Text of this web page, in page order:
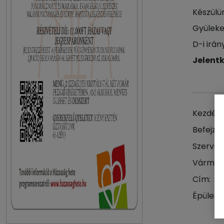
D-i
Cím:
Épület: